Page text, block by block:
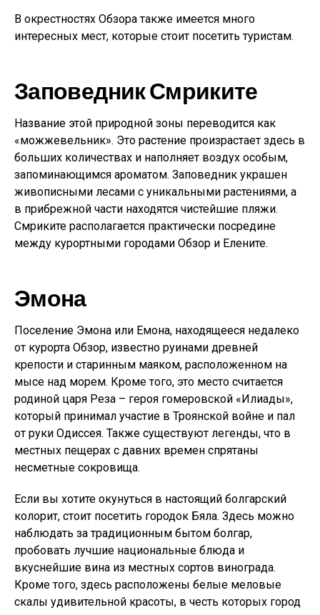
В окрестностях Обзора также имеется много
интересных мест, которые стоит посетить туристам.
Заповедник Смриките
Название этой природной зоны переводится как
«можжевельник». Это растение произрастает здесь в
больших количествах и наполняет воздух особым,
запоминающимся ароматом. Заповедник украшен
живописными лесами с уникальными растениями, а
в прибрежной части находятся чистейшие пляжи.
Смриките располагается практически посредине
между курортными городами Обзор и Елените.
Эмона
Поселение Эмона или Емона, находящееся недалеко
от курорта Обзор, известно руинами древней
крепости и старинным маяком, расположенном на
мысе над морем. Кроме того, это место считается
родиной царя Реза – героя гомеровской «Илиады»,
который принимал участие в Троянской войне и пал
от руки Одиссея. Также существуют легенды, что в
местных пещерах с давних времен спрятаны
несметные сокровища.
Если вы хотите окунуться в настоящий болгарский
колорит, стоит посетить городок Бяла. Здесь можно
наблюдать за традиционным бытом болгар,
пробовать лучшие национальные блюда и
вкуснейшие вина из местных сортов винограда.
Кроме того, здесь расположены белые меловые
скалы удивительной красоты, в честь которых город